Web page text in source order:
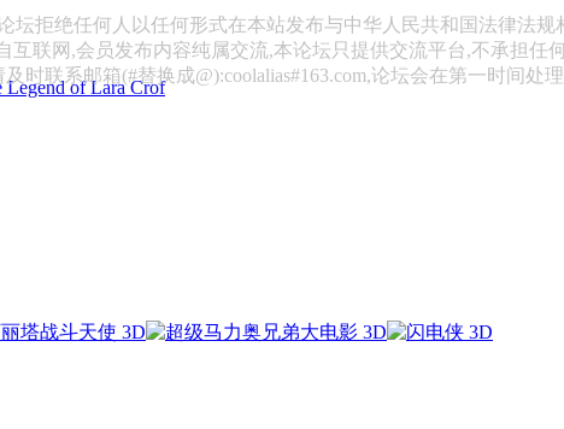
of Lara Crof
坛拒绝任何人以任何形式在本站发布与中华人民共和国法律法规
互联网,会员发布内容纯属交流,本论坛只提供交流平台,不承担任
时联系邮箱(#替换成@):coolalias#163.com,论坛会在第一时间处